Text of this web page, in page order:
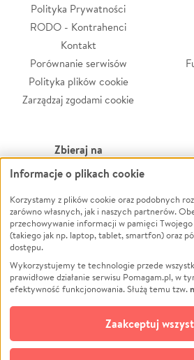
Polityka Prywatności
RODO - Kontrahenci
Kontakt
Porównanie serwisów
Polityka plików cookie
Zarządzaj zgodami cookie
Zbieraj na
Leczenie
Zwierzęta
Pożar
Ukraina
Pomoc Finansowa
Projekty
Pogrzeb
Społeczność lokalna
Kultura
Informacje o plikach cookie
Korzystamy z plików cookie oraz podobnych
zarówno własnych, jak i naszych partnerów.
przechowywanie informacji w pamięci
(takiego jak np. laptop, tablet, smartfon) oraz
dostępu.
Wykorzystujemy te technologie przede
prawidłowe działanie serwisu Pomagam.pl, w
efektywność funkcjonowania. Służą temu tzw.
opcjonalnych plików
technologii do celów analitycznych i
zgodę na ich stosowanie lub jej odmówić. W
możliwość zmiany swoich preferencji na stronie
Zaakceptuj